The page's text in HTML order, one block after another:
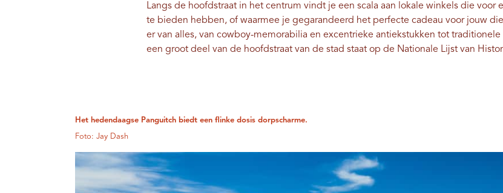
Langs de hoofdstraat in het centrum vindt je een scala aan lokale winkels die voor
te bieden hebben, of waarmee je gegarandeerd het perfecte cadeau voor jouw
er van alles, van cowboy-memorabilia en excentrieke antiekstukken tot
een groot deel van de hoofdstraat van de stad staat op de Nationale Lijst van
Het hedendaagse Panguitch biedt een flinke dosis dorpscharme.
Foto: Jay Dash